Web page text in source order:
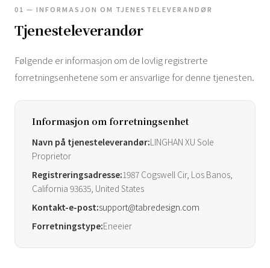
01 — INFORMASJON OM TJENESTELEVERANDØR
Tjenesteleverandør
Følgende er informasjon om de lovlig registrerte
forretningsenhetene som er ansvarlige for denne tjenesten.
Informasjon om forretningsenhet
Navn på tjenesteleverandør:LINGHAN XU Sole
Proprietor
Registreringsadresse:1987 Cogswell Cir, Los Banos,
California 93635, United States
Kontakt-e-post:support@tabredesign.com
Forretningstype:Eneeier